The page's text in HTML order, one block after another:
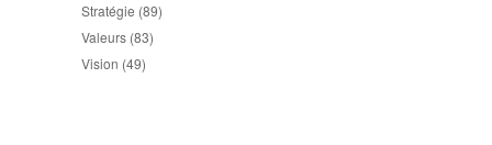
Stratégie (89)
Valeurs (83)
Vision (49)